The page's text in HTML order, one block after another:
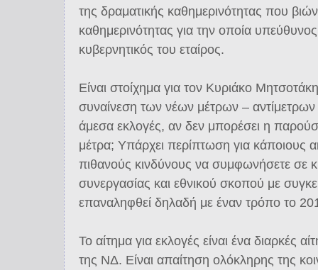
της δραματικής καθημερινότητας που
καθημερινότητας για την οποία
κυβερνητικός του εταίρος.
Είναι στοίχημα για τον Κυριάκο
συναίνεση των νέων μέτρων – αντίμετρων
άμεσα εκλογές, αν δεν μπορέσει η
μέτρα; Υπάρχει περίπτωση για κάποιους
πιθανούς κινδύνους να συμφωνήσετε σε
συνεργασίας και εθνικού σκοπού με
επαναληφθεί δηλαδή με έναν τρόπο το
Το αίτημα για εκλογές είναι ένα διαρκές
της ΝΔ. Είναι απαίτηση ολόκληρης της